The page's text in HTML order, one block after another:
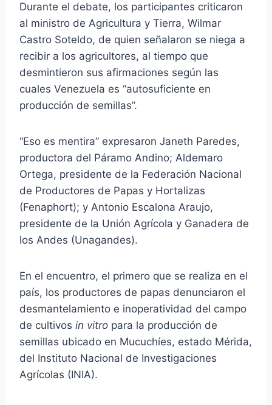
Durante el debate, los participantes criticaron
al ministro de Agricultura y Tierra, Wilmar
Castro Soteldo, de quien señalaron se niega a
recibir a los agricultores, al tiempo que
desmintieron sus afirmaciones según las
cuales Venezuela es “autosuficiente en
producción de semillas”.
“Eso es mentira” expresaron Janeth Paredes,
productora del Páramo Andino; Aldemaro
Ortega, presidente de la Federación Nacional
de Productores de Papas y Hortalizas
(Fenaphort); y Antonio Escalona Araujo,
presidente de la Unión Agrícola y Ganadera de
los Andes (Unagandes).
En el encuentro, el primero que se realiza en el
país, los productores de papas denunciaron el
desmantelamiento e inoperatividad del campo
de cultivos in vitro para la producción de
semillas ubicado en Mucuchíes, estado Mérida,
del Instituto Nacional de Investigaciones
Agrícolas (INIA).